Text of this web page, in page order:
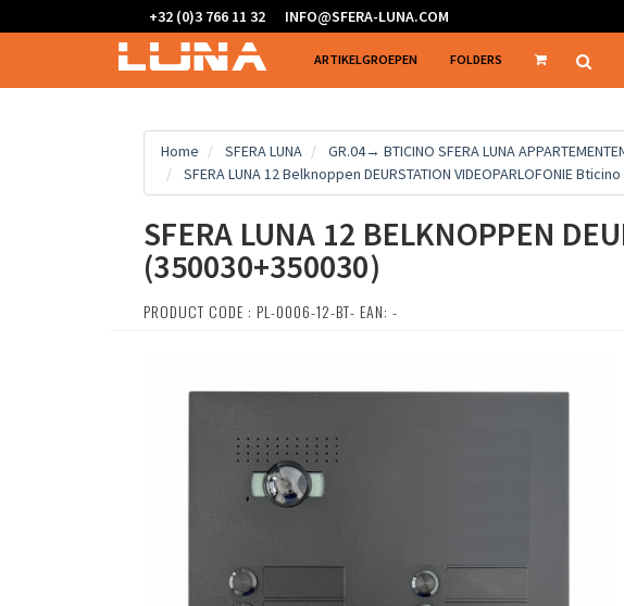
+32 (0)3 766 11 32 INFO@SFERA-LUNA.COM
ARTIKELGROEPEN FOLDERS
Home SFERA LUNA
GR.04→ BTICINO SFERA LUNA
SFERA LUNA 12 Belknoppen DEURSTATION VIDEOPARLOFONIE
SFERA LUNA 12 BELKNOPPEN
(350030+350030)
PRODUCT CODE : PL-0006-12-BT- EAN: -